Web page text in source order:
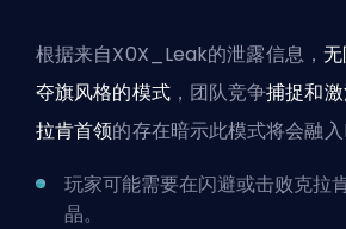
根据来自X0X_Leak的泄露信息，
夺旗风格的模式，团队竞争捕捉和
拉肯首领的存在暗示此模式将会融入
玩家可能需要在闪避或击败克拉
晶。